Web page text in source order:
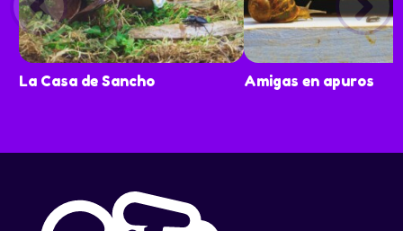
La Casa de Sancho Amigas en apuros